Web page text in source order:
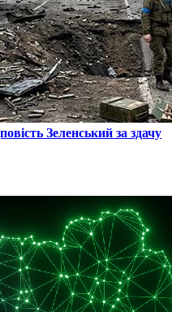
Зеленський за здачу